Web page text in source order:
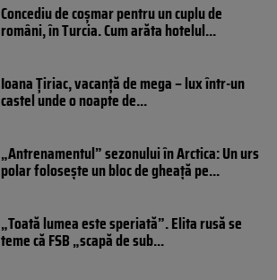
Concediu de coșmar pentru un cuplu de
români, în Turcia. Cum arăta hotelul...
Ioana Țiriac, vacanță de mega – lux într-un
castel unde o noapte de...
„Antrenamentul” sezonului în Arctica: Un urs
polar folosește un bloc de gheață pe...
„Toată lumea este speriată”. Elita rusă se
teme că FSB „scapă de sub...